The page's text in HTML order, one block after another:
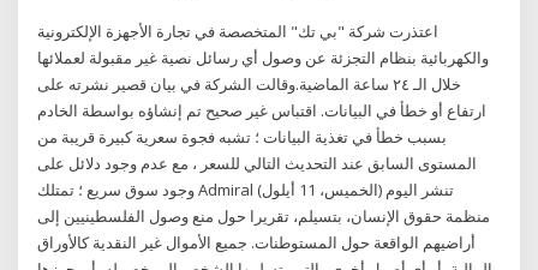
اعتذرت شركة "بي تك" المتخصصة في تجارة الأجهزة الإلكترونية
والكهربائية بنظام التجزئة عن وصول أي رسائل نصية غير مقبولة لعملائها
خلال الـ ٢٤ ساعة الماضية.وقالت الشركة في بيان قصير نشرته على
ارتفاع أو خطأ في البيانات. اقتباس غير صحيح تم إنشاؤه بواسطة الخادم
بسبب خطأ في تغذية البيانات ؛ تشبه فجوة سعرية كبيرة قريبة من
المستوى السابق عند التحديث التالي للسعر ، مع عدم وجود دلائل على
وجود سوق سريع ؛ تمتلك Admiral تنشر اليوم (الخميس، 11 أيلول)
منظمة حقوق الإنسان، بتسيلم، تقريرا حول منع وصول الفلسطينيين إلى
أراضيهم الواقعة حول المستوطنات. جميع الأموال غير النقدية كالأوراق